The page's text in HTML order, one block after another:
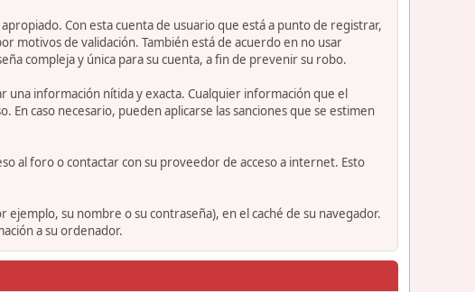
Con esta cuenta de usuario que está a punto de registrar,
motivos de validación. También está de acuerdo en no usar
compleja y única para su cuenta, a fin de prevenir su robo.
información nítida y exacta. Cualquier información que el
caso necesario, pueden aplicarse las sanciones que se estimen
al foro o contactar con su proveedor de acceso a internet. Esto
su nombre o su contraseña), en el caché de su navegador.
a su ordenador.